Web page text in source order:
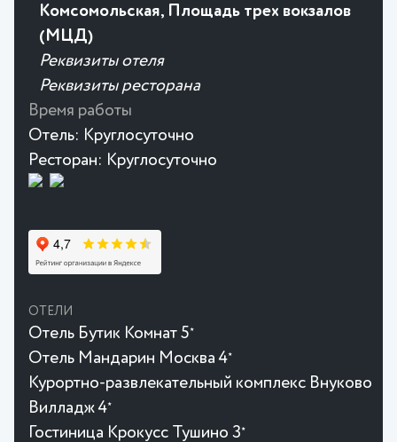
Комсомольская, Площадь трех вокзалов
(МЦД)
Реквизиты отеля
Реквизиты ресторана
Время работы
Отель: Круглосуточно
Ресторан: Круглосуточно
ОТЕЛИ
Отель Бутик Комнат 5★
Отель Мандарин Москва 4★
Курортно-развлекательный комплекс Внуково
Вилладж 4★
Гостиница Крокусc Тушино 3★